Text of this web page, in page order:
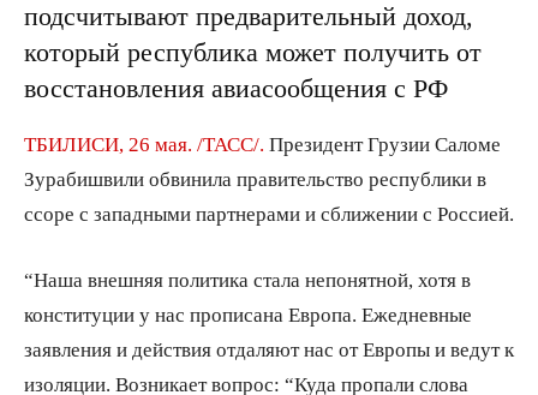
подсчитывают предварительный доход,
который республика может получить от
восстановления авиасообщения с РФ
ТБИЛИСИ, 26 мая. /ТАСС/. Президент Грузии Саломе
Зурабишвили обвинила правительство республики в
ссоре с западными партнерами и сближении с Россией.
“Наша внешняя политика стала непонятной, хотя в
конституции у нас прописана Европа. Ежедневные
заявления и действия отдаляют нас от Европы и ведут к
изоляции. Возникает вопрос: “Куда пропали слова